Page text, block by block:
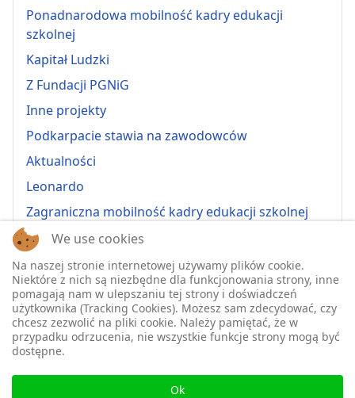
Ponadnarodowa mobilność kadry edukacji
szkolnej
Kapitał Ludzki
Z Fundacji PGNiG
Inne projekty
Podkarpacie stawia na zawodowców
Aktualności
Leonardo
Zagraniczna mobilność kadry edukacji szkolnej
Erasmus+ 2022-1-PL01-KA121-VET-000064815
Erasmus + 2022-1-PL01-KA121-SCH-000064635
Erasmus + 2023-1-PL01-KA121-SCH-000135484
Erasmus + 2023-1-PL01-KA121-VET-000139220
ERASMUS+ 2024-1-PL01-KA121-VET-000224230
Erasmus+ 2024-1-PL01-KA121-SCH-000218148
Erasmus+ 2025-1-PL01-KA121-SCH-000333157
We use cookies
Na naszej stronie internetowej używamy plików cookie.
Niektóre z nich są niezbędne dla funkcjonowania strony, inne
pomagają nam w ulepszaniu tej strony i doświadczeń
użytkownika (Tracking Cookies). Możesz sam zdecydować, czy
chcesz zezwolić na pliki cookie. Należy pamiętać, że w
przypadku odrzucenia, nie wszystkie funkcje strony mogą być
dostępne.
Ok